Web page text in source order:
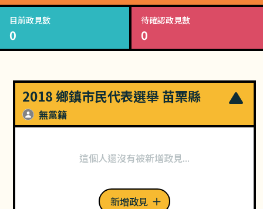
目前政見數
0
待確認政見數
0
2018 鄉鎮市民代表選舉 苗栗縣
無黨籍
這個人還沒有被新增政見...
新增政見